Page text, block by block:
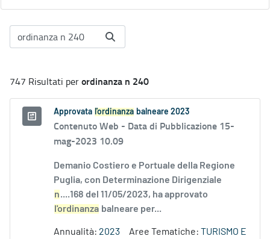
747 Risultati perordinanza n 240
Approvata l'ordinanza balneare 2023
Contenuto Web - Data di Pubblicazione 15-
mag-2023 10.09
Demanio Costiero e Portuale della Regione
Puglia, con Determinazione Dirigenziale
n....168 del 11/05/2023, ha approvato
l'ordinanza balneare per...
Annualità: 2023 Aree Tematiche: TURISMO E